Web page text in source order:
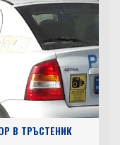
В ТРЪСТЕНИК